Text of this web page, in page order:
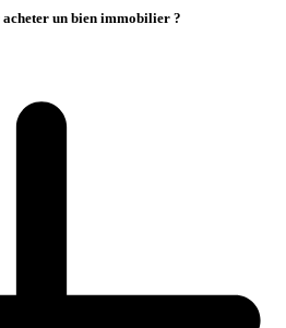
acheter un bien immobilier ?